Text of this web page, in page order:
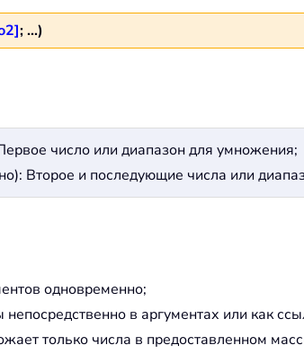
; ...)
число или диапазон для умножения;
Второе и последующие числа или
одновременно;
в аргументах или как
только числа в предоставленном